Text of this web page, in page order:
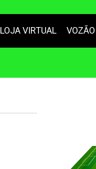
LOJA VIRTUAL